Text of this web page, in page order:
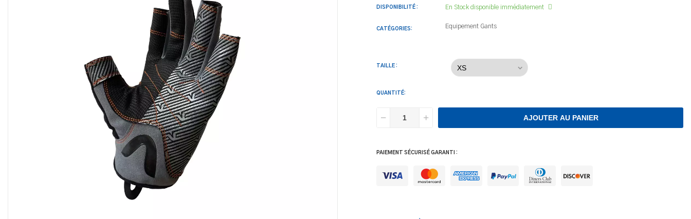
DISPONIBILITÉ : En Stock disponible immédiatement
CATÉGORIES: Equipement Gants
TAILLE :
QUANTITÉ:
AJOUTER AU PANIER
PAIEMENT SÉCURISÉ GARANTI :